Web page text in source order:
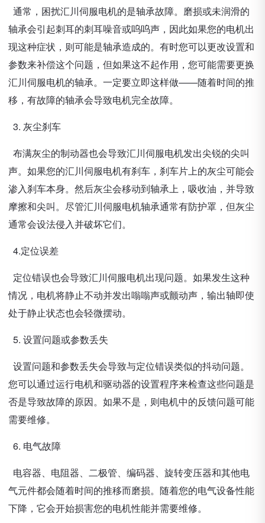
通常，困扰汇川伺服电机的是轴承故障。磨损或未润滑的
轴承会引起刺耳的刺耳噪音或呜呜声，因此如果您的电机出
现这种症状，则可能是轴承造成的。有时您可以更改设置和
参数来补偿这个问题，但如果这不起作用，您可能需要更换
汇川伺服电机的轴承。一定要立即这样做——随着时间的推
移，有故障的轴承会导致电机完全故障。
3. 灰尘刹车
布满灰尘的制动器也会导致汇川伺服电机发出尖锐的尖叫
声。如果您的汇川伺服电机有刹车，刹车片上的灰尘可能会
渗入刹车本身。然后灰尘会移动到轴承上，吸收油，并导致
摩擦和尖叫。尽管汇川伺服电机轴承通常有防护罩，但灰尘
通常会设法侵入并破坏它们。
4.定位误差
定位错误也会导致汇川伺服电机出现问题。如果发生这种
情况，电机将静止不动并发出嗡嗡声或颤动声，输出轴即使
处于静止状态也会轻微摆动。
5. 设置问题或参数丢失
设置问题和参数丢失会导致与定位错误类似的抖动问题。
您可以通过运行电机和驱动器的设置程序来检查这些问题是
否是导致故障的原因。如果不是，则电机中的反馈问题可能
需要维修。
6. 电气故障
电容器、电阻器、二极管、编码器、旋转变压器和其他电
气元件都会随着时间的推移而磨损。随着您的电气设备性能
下降，它会开始损害您的电机性能并需要维修。